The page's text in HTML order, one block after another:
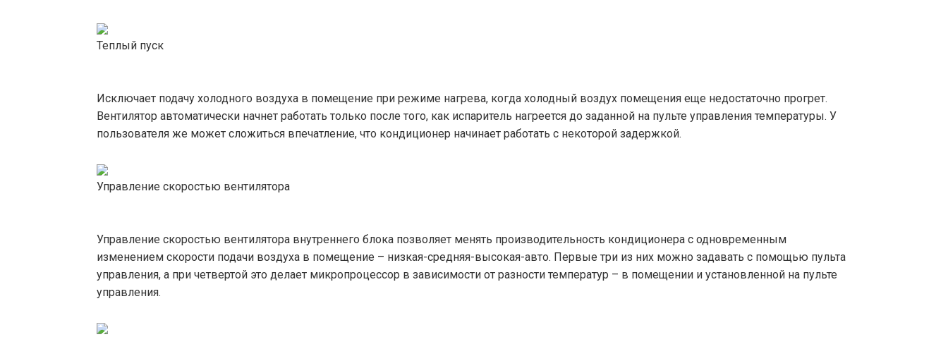
Теплый пуск
Исключает подачу холодного воздуха в помещение при режиме нагрева, когда холодный воздух помещения еще недостаточно прогрет.
Вентилятор автоматически начнет работать только после того, как испаритель нагреется до заданной на пульте управления температуры. У
пользователя же может сложиться впечатление, что кондиционер начинает работать с некоторой задержкой.
Управление скоростью вентилятора
Управление скоростью вентилятора внутреннего блока позволяет менять производительность кондиционера с одновременным
изменением скорости подачи воздуха в помещение – низкая-средняя-высокая-авто. Первые три из них можно задавать с помощью пульта
управления, а при четвертой это делает микропроцессор в зависимости от разности температур – в помещении и установленной на пульте
управления.